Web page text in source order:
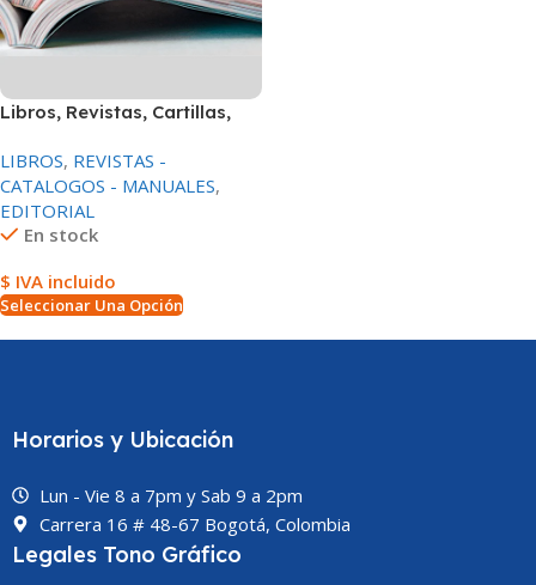
Libros, Revistas, Cartillas,
LIBROS, REVISTAS -
CATALOGOS - MANUALES,
EDITORIAL
En stock
$ IVA incluido
Seleccionar Una Opción
Horarios y Ubicación
Lun - Vie 8 a 7pm y Sab 9 a 2pm
Carrera 16 # 48-67 Bogotá, Colombia
Legales Tono Gráfico